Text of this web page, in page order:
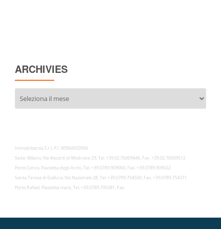
ARCHIVIES
Immobilsarda S.r.l. P.I. 00964920904
Sede: Milano, Via Visconti di Modrone 29, Tel. +39.02.76009446, Fax. +39.02.76009512
Porto Cervo, Piazzetta degli Archi, Tel. +39.0789.909000, Fax. +39.0789.909022
Santa Teresa di Gallura, Via Nazionale 28, Tel. +39.0789.754500, Fax. +39.0789.754371
Porto Rafael, Piazzetta mare, Tel. +39.0789.700381, Fax.